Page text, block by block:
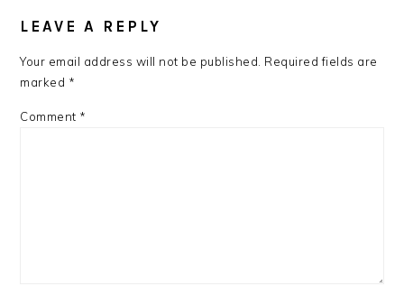
INTERACTIONS
LEAVE A REPLY
Your email address will not be published. Required fields are
marked *
Comment *